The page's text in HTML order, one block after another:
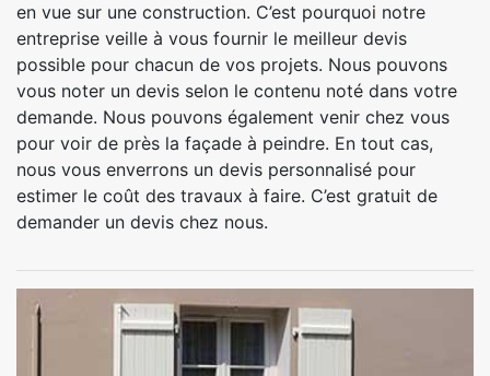
en vue sur une construction. C’est pourquoi notre
entreprise veille à vous fournir le meilleur devis
possible pour chacun de vos projets. Nous pouvons
vous noter un devis selon le contenu noté dans votre
demande. Nous pouvons également venir chez vous
pour voir de près la façade à peindre. En tout cas,
nous vous enverrons un devis personnalisé pour
estimer le coût des travaux à faire. C’est gratuit de
demander un devis chez nous.